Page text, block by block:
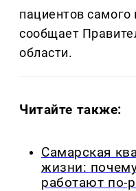
пациентов самого
сообщает
области.
Читайте также:
Самарская
жизни:
работают по-